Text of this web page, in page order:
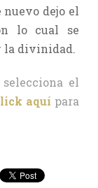
dejo el
lo cual se
la divinidad.
el
aquí para